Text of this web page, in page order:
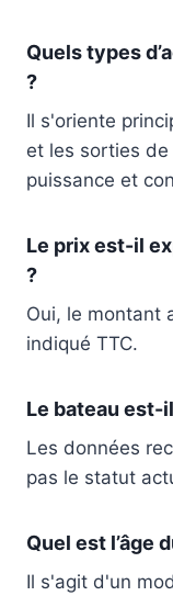
Quels types
?
Il s'oriente
et les sorties
puissance et
Le prix est-il
?
Oui, le montant
indiqué TTC.
Le bateau est-
Les données
pas le statut
Quel est l’âge
Il s'agit d'un